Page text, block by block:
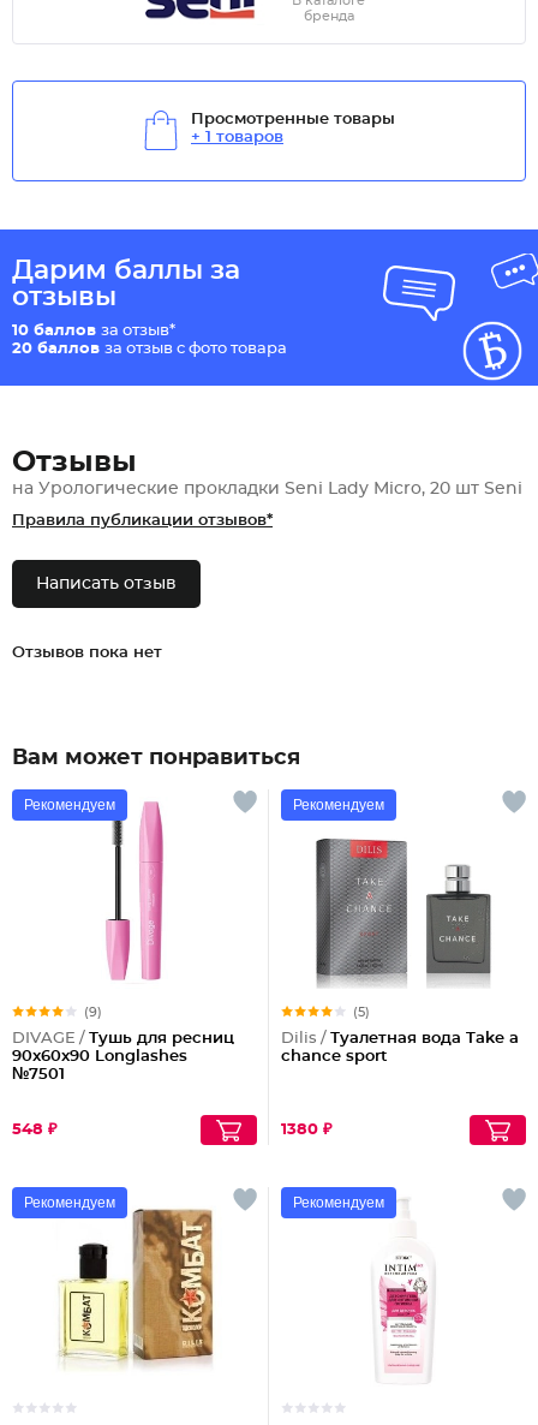
бренда
Просмотренные товары
+ 1 товаров
Дарим баллы за
отзывы
10 баллов за отзыв*
20 баллов за отзыв с фото товара
Отзывы
на Урологические прокладки Seni Lady Micro, 20 шт Seni
Правила публикации отзывов*
Написать отзыв
Отзывов пока нет
Вам может понравиться
Рекомендуем
(9)
DIVAGE / Тушь для ресниц
90x60x90 Longlashes
№7501
548 ₽
Рекомендуем
(5)
Dilis / Туалетная вода Take a
chance sport
1380 ₽
Рекомендуем Рекомендуем